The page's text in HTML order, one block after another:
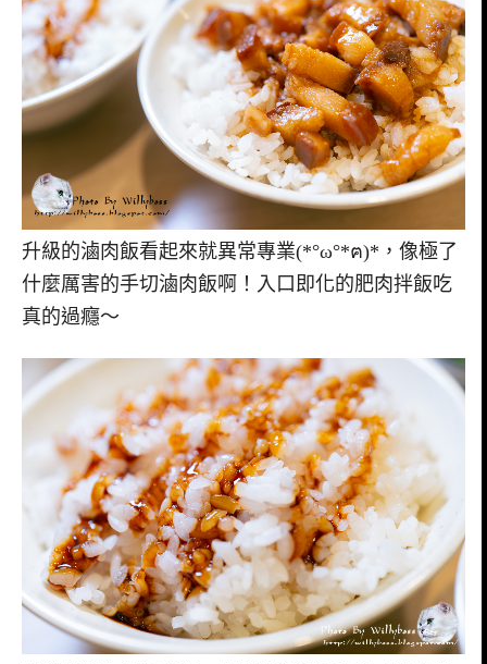
升級的滷肉飯看起來就異常專業(*°ω°*ฅ)*，像極了
什麼厲害的手切滷肉飯啊！入口即化的肥肉拌飯吃
真的過癮～